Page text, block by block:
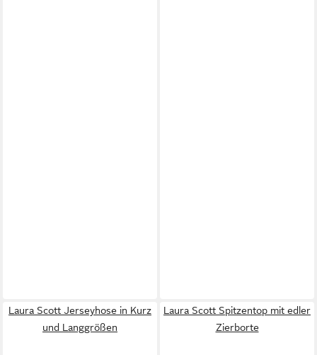
Laura Scott Jerseyhose in Kurz
und Langgrößen
Laura Scott Spitzentop mit edler
Zierborte